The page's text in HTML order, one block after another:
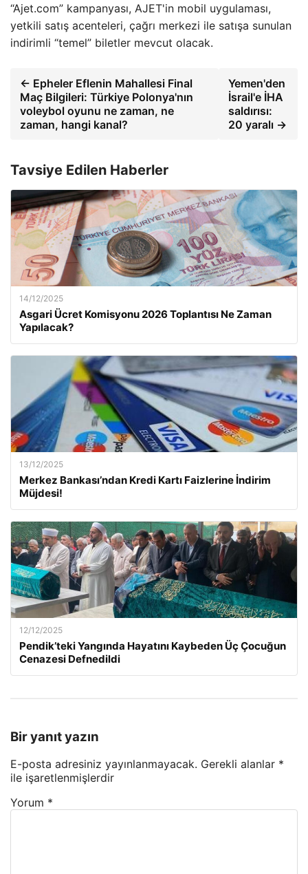
“Ajet.com” kampanyası, AJET'in mobil uygulaması,
yetkili satış acenteleri, çağrı merkezi ile satışa sunulan
indirimli “temel” biletler mevcut olacak.
← Epheler Eflenin Mahallesi Final
Maç Bilgileri: Türkiye Polonya'nın
voleybol oyunu ne zaman, ne
zaman, hangi kanal?
Yemen'den
İsrail'e İHA
saldırısı:
20 yaralı →
Tavsiye Edilen Haberler
14/12/2025
Asgari Ücret Komisyonu 2026 Toplantısı Ne Zaman
Yapılacak?
13/12/2025
Merkez Bankası’ndan Kredi Kartı Faizlerine İndirim
Müjdesi!
12/12/2025
Pendik’teki Yangında Hayatını Kaybeden Üç Çocuğun
Cenazesi Defnedildi
Bir yanıt yazın
E-posta adresiniz yayınlanmayacak. Gerekli alanlar *
ile işaretlenmişlerdir
Yorum *